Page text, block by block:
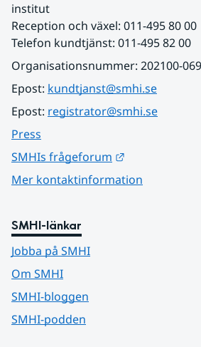
institut
Reception och växel: 011-495 80 00
Telefon kundtjänst: 011-495 82 00
Organisationsnummer: 202100-
Epost: kundtjanst@smhi.se
Epost: registrator@smhi.se
Press
SMHIs frågeforum
Mer kontaktinformation
SMHI-länkar
Jobba på SMHI
Om SMHI
SMHI-bloggen
SMHI-podden